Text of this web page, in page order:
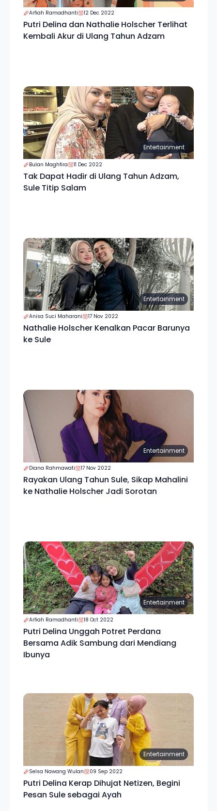
Arfiah Ramadhanti 12 Dec 2022
Putri Delina dan Nathalie Holscher Terlihat
Kembali Akur di Ulang Tahun Adzam
Entertainment
Bulan Maghfira 11 Dec 2022
Tak Dapat Hadir di Ulang Tahun Adzam,
Sule Titip Salam
Entertainment
Anisa Suci Maharani 17 Nov 2022
Nathalie Holscher Kenalkan Pacar Barunya
ke Sule
Entertainment
Diana Rahmawati 17 Nov 2022
Rayakan Ulang Tahun Sule, Sikap Mahalini
ke Nathalie Holscher Jadi Sorotan
Entertainment
Arfiah Ramadhanti 18 Oct 2022
Putri Delina Unggah Potret Perdana
Bersama Adik Sambung dari Mendiang
Ibunya
Entertainment
Selsa Nawang Wulan 09 Sep 2022
Putri Delina Kerap Dihujat Netizen, Begini
Pesan Sule sebagai Ayah